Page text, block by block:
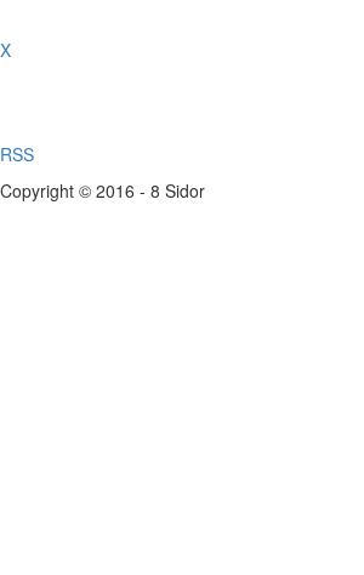
X
RSS
Copyright © 2016 - 8 Sidor